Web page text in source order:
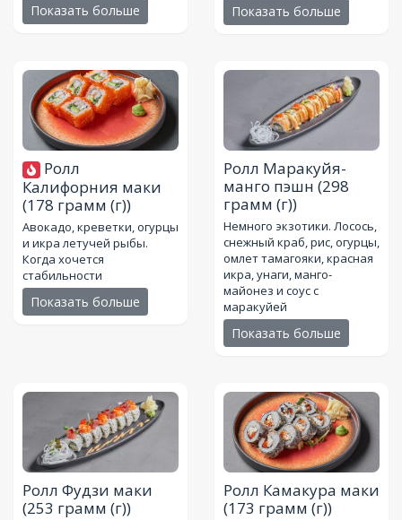
Показать больше Показать больше
Ролл
Калифорния маки
(178 грамм (г))
Авокадо, креветки, огурцы
и икра летучей рыбы.
Когда хочется
стабильности
Показать больше
Ролл Маракуйя-
манго пэшн (298
грамм (г))
Немного экзотики. Лосось,
снежный краб, рис, огурцы,
омлет тамагояки, красная
икра, унаги, манго-
майонез и соус с
маракуйей
Показать больше
Ролл Фудзи маки
(253 грамм (г))
Ролл Камакура маки
(173 грамм (г))